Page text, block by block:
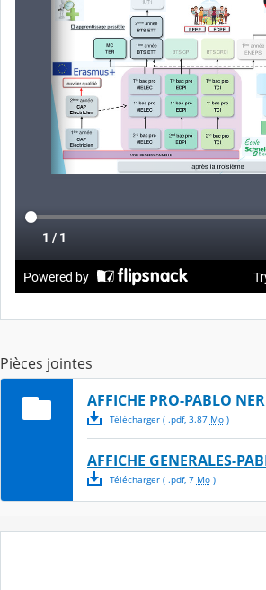
Pièces jointes
AFFICHE PRO-PABLO
Télécharger( .pdf, 3.87 Mo)
AFFICHE GENERALES-
Télécharger( .pdf, 7 Mo)